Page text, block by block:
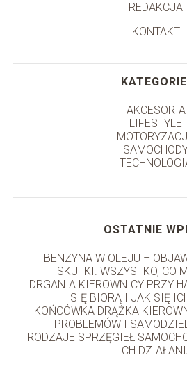
REDAKCJA
KONTAKT
AKCESORIA
LIFESTYLE
OSTATNIE
BENZYNA W OLEJU –
SKUTKI. WSZYSTKO, CO
DRGANIA KIEROWNICY PRZY
SIĘ BIORĄ I JAK SIĘ
KOŃCÓWKA DRĄŻKA
PROBLEMÓW I
RODZAJE SPRZĘGIEŁ
ICH